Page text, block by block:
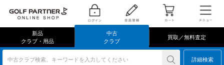
新品
クラブ・用品
中古
クラブ
買取／無料査定
中古クラブ検索、キーワードを入力してください 詳細検索